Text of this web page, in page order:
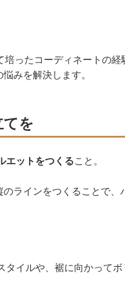
ったコーディネートの経
みを解決します。
を
エットをつくること。
ラインをつくることで、
タイルや、裾に向かって